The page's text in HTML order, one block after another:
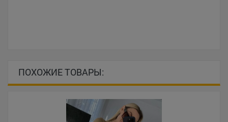
ПОХОЖИЕ ТОВАРЫ: